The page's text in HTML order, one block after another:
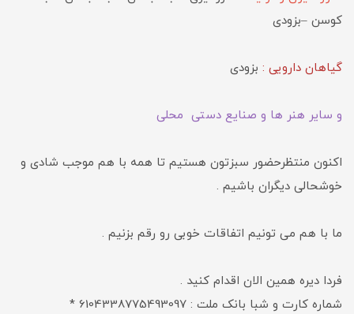
کوسن –بزودی
گیاهان دارویی : بزودی
و سایر هنر ها و صنایع دستی محلی
اکنون منتظرحضور سبزتون هستیم تا همه با هم موجب شادی و
خوشحالی دیگران باشیم .
ما با هم می تونیم اتفاقات خوبی رو رقم بزنیم .
فردا دیره همین الان اقدام کنید .
شماره کارت و شبا بانک ملت : 6104338775493097 *